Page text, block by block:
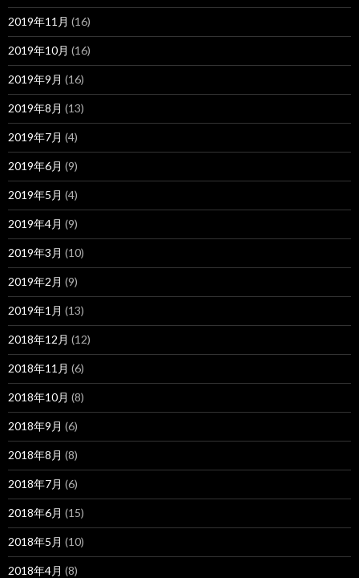
2019年11月 (16)
2019年10月 (16)
2019年9月 (16)
2019年8月 (13)
2019年7月 (4)
2019年6月 (9)
2019年5月 (4)
2019年4月 (9)
2019年3月 (10)
2019年2月 (9)
2019年1月 (13)
2018年12月 (12)
2018年11月 (6)
2018年10月 (8)
2018年9月 (6)
2018年8月 (8)
2018年7月 (6)
2018年6月 (15)
2018年5月 (10)
2018年4月 (8)